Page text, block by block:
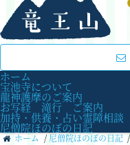
ホーム
宝池寺について
龍神護摩のご案内
お写経 滝行 ご案内
加持・供養・占い霊障相談
尼僧院ほのぼの日記
ホーム / 尼僧院ほのぼの日記